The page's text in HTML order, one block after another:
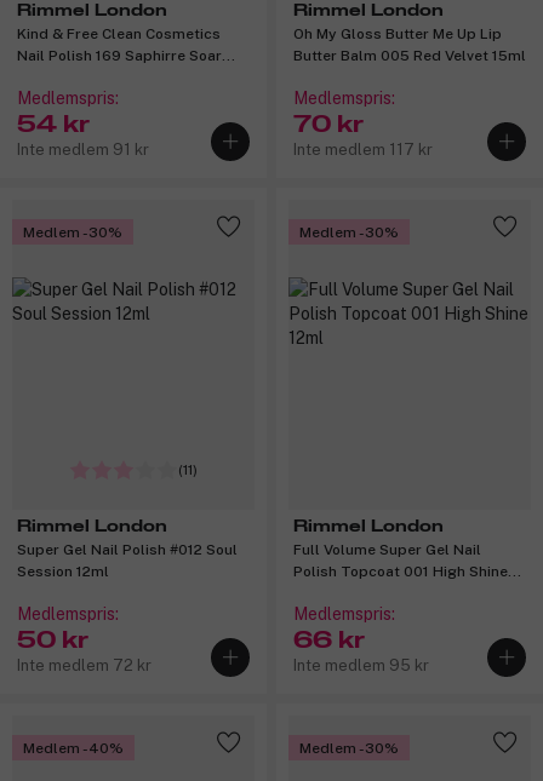
Rimmel London
Kind & Free Clean Cosmetics
Nail Polish 169 Saphirre Soar
Medlemspris:
54 kr
Inte medlem 91 kr
Rimmel London
Oh My Gloss Butter Me Up Lip
Butter Balm 005 Red Velvet 15ml
Medlemspris:
70 kr
Inte medlem 117 kr
Medlem -30%
(11)
Rimmel London
Super Gel Nail Polish #012 Soul
Session 12ml
Medlemspris:
50 kr
Inte medlem 72 kr
Medlem -30%
Rimmel London
Full Volume Super Gel Nail
Polish Topcoat 001 High Shine
Medlemspris:
66 kr
Inte medlem 95 kr
Medlem -40% Medlem -30%